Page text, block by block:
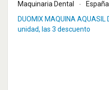
Maquinaria Dental España
DUOMIX MAQUINA
unidad, las 3 descuento